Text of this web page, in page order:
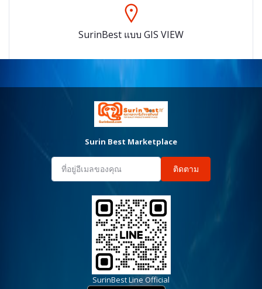
SurinBest แบบ GIS VIEW
Surin Best Marketplace
ติดตาม
SurinBest Line Official